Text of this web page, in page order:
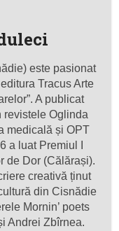
este pasionat
Tracus Arte
A publicat
revistele Oglinda
medicală și OPT
a luat Premiul I
de Dor (Călărași).
creativă ținut
din Cisnădie
Mornin’ poets
Andrei Zbîrnea.